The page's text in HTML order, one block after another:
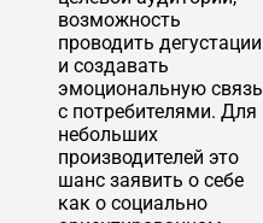
возможность
проводить дегустации
и создавать
эмоциональную связь
с потребителями. Для
небольших
производителей это
шанс заявить о себе
как о социально